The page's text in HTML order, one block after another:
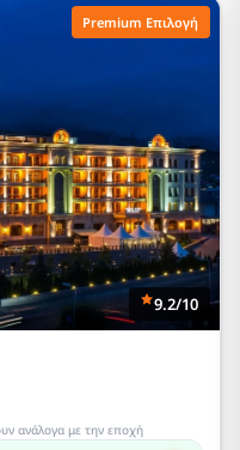
Premium Επιλογή
9.2/10
ανάλογα με την εποχή